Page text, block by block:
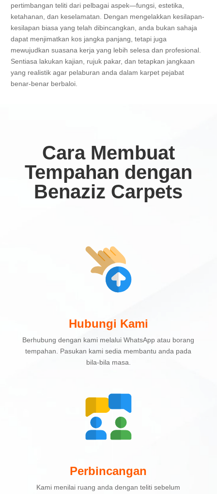
pertimbangan teliti dari pelbagai aspek—fungsi, estetika,
ketahanan, dan keselamatan. Dengan mengelakkan kesilapan-
kesilapan biasa yang telah dibincangkan, anda bukan sahaja
dapat menjimatkan kos jangka panjang, tetapi juga
mewujudkan suasana kerja yang lebih selesa dan profesional.
Sentiasa lakukan kajian, rujuk pakar, dan tetapkan jangkaan
yang realistik agar pelaburan anda dalam karpet pejabat
benar-benar berbaloi.
Cara Membuat
Tempahan dengan
Benaziz Carpets
Hubungi Kami
Berhubung dengan kami melalui WhatsApp atau borang
tempahan. Pasukan kami sedia membantu anda pada
bila-bila masa.
Perbincangan
Kami menilai ruang anda dengan teliti sebelum